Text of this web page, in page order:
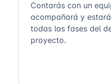
Contarás con un
acompañará y
todas las fases del
proyecto.